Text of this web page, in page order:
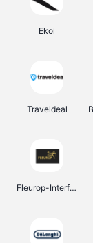
Ekoi
Traveldeal
Fleurop-Interflora